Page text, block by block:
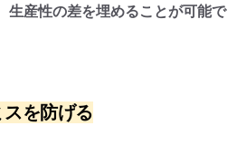
生産性の差を埋めることが可能で
を防げる